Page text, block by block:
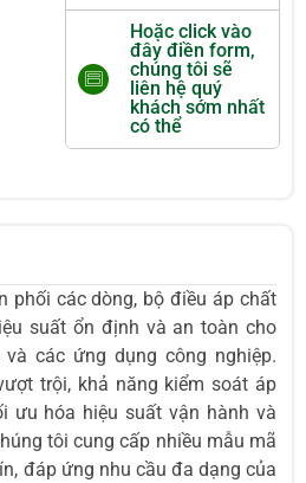
Hoặc click vào
đây điền form,
chúng tôi sẽ
liên hệ quý
khách sớm nhất
có thể
phối các dòng, bộ điều áp chất
suất ổn định và an toàn cho
các ứng dụng công nghiệp.
trội, khả năng kiểm soát áp
ưu hóa hiệu suất vận hành và
tôi cung cấp nhiều mẫu mã
đáp ứng nhu cầu đa dạng của